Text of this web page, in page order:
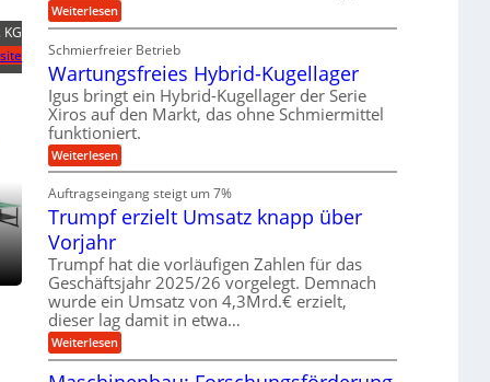
e
g
n
e
n
u
n
d
M
a
s
c
h
i
n
e
b
a
u
z
e
u
k
r
e
i
s
l
a
f
Weiterlesen:
K
g
e
l
s
c
h
i
e
n
e
r
u
n
g
e
n
B
S
Schmierfreier Betrieb
Wartungsfreies Hybrid-Kugellager
Igus bringt ein Hybrid-Kugellager der Serie
Xiros auf den Markt, das ohne Schmiermittel
funktioniert.
Weiterlesen:
W
r
u
g
s
f
r
e
i
e
Auftragseingang steigt um 7%
Trumpf erzielt Umsatz knapp über
Vorjahr
Trumpf hat die vorläufigen Zahlen für das
Geschäftsjahr 2025/26 vorgelegt. Demnach
wurde ein Umsatz von 4,3Mrd.€ erzielt,
dieser lag damit in etwa…
Weiterlesen:
T